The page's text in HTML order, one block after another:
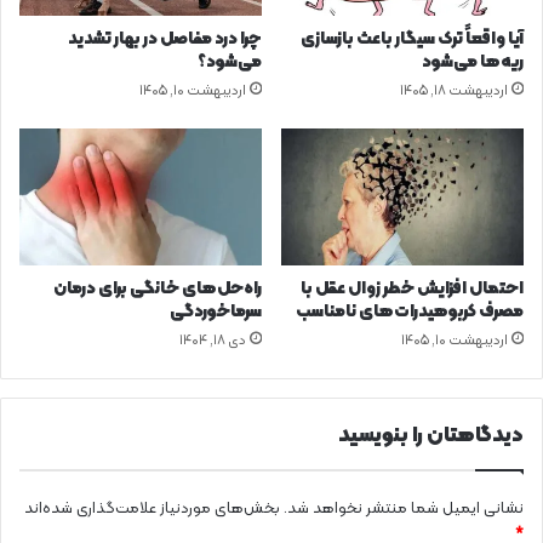
د
گ
ی
ط
ی
ج
ی
ت
ا
ل‌
ه
ا
ج
د
ی
ض
ر
و
آیا واقعاً ترک سیگار باعث بازسازی
ریه‌ها می‌شود
اردیبهشت ۱۸, ۱۴۰۵
چرا درد مفاصل در بهار تشدید
می‌شود؟
اردیبهشت ۱۰, ۱۴۰۵
احتمال افزایش خطر زوال عقل با
مصرف کربوهیدرات‌های نامناسب
اردیبهشت ۱۰, ۱۴۰۵
راه‌حل‌های خانگی برای درمان
سرماخوردگی
دی ۱۸, ۱۴۰۴
دیدگاهتان را بنویسید
نشانی ایمیل شما منتشر نخواهد شد. بخش‌های موردنیاز علامت‌گذاری شده‌اند
*